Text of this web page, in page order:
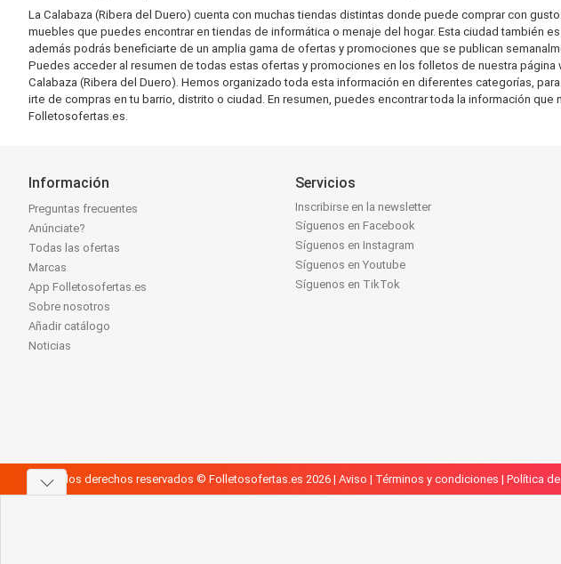
La Calabaza (Ribera del Duero) cuenta con muchas tiendas distintas donde puede comprar con
muebles que puedes encontrar en tiendas de informática o menaje del hogar. Esta ciudad también
además podrás beneficiarte de un amplia gama de ofertas y promociones que se publican
Puedes acceder al resumen de todas estas ofertas y promociones en los folletos de nuestra
Calabaza (Ribera del Duero). Hemos organizado toda esta información en diferentes categorías,
irte de compras en tu barrio, distrito o ciudad. En resumen, puedes encontrar toda la información
Folletosofertas.es.
Información
Preguntas frecuentes
Anúnciate?
Todas las ofertas
Marcas
App Folletosofertas.es
Sobre nosotros
Añadir catálogo
Noticias
Servicios
Inscribirse en la newsletter
Síguenos en Facebook
Síguenos en Instagram
Síguenos en Youtube
Síguenos en TikTok
Todos los derechos reservados © Folletosofertas.es 2026 | Aviso | Términos y condiciones | Política